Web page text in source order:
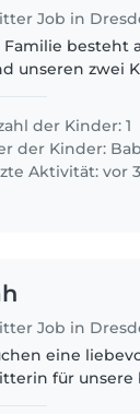
Job in
Familie besteht
unseren zwei
(5 Monate)..
der Kinder: 1
der Kinder:
Aktivität: vor
Job in
eine
für unsere